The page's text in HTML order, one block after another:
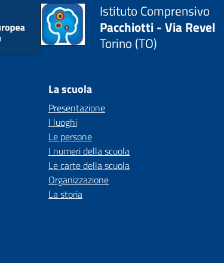
Istituto Comprensivo
Pacchiotti - Via Revel
Torino (TO)
La scuola
Presentazione
I luoghi
Le persone
I numeri della scuola
Le carte della scuola
Organizzazione
La storia